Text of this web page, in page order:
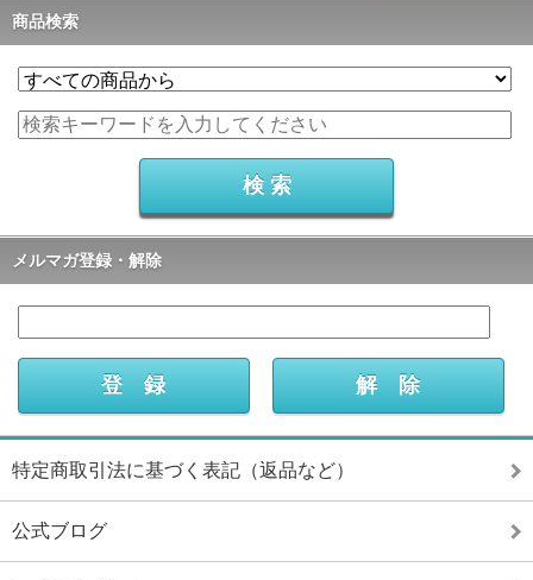
商品検索
メルマガ登録・解除
特定商取引法に基づく表記（返品など）
公式ブログ